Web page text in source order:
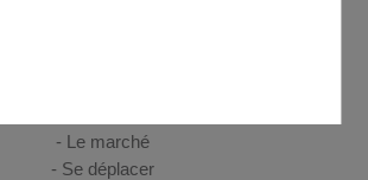
Le marché
Se déplacer